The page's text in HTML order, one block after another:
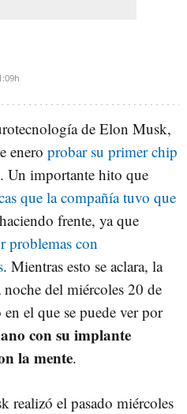
de Elon Musk,
enero probar su primer chip
. Un importante hito que
que la compañía tuvo que
frente, ya que
problemas con
. Mientras esto se aclara, la
del miércoles 20 de
el que se puede ver por
con su implante
la mente.
realizó el pasado miércoles